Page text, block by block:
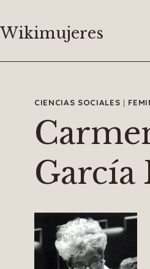
al
Wikimujeres
CIENCIAS SOCIALES |
García